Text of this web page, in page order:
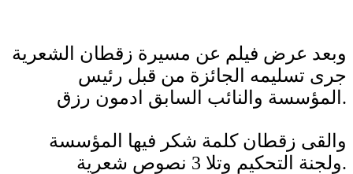
وبعد عرض فيلم عن مسيرة زقطان الشعرية
جرى تسليمه الجائزة من قبل رئيس
المؤسسة والنائب السابق ادمون رزق.
والقى زقطان كلمة شكر فيها المؤسسة
ولجنة التحكيم وتلا 3 نصوص شعرية.